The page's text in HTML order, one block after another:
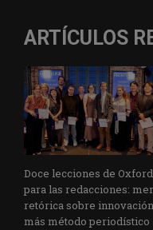
ARTÍCULOS
Doce lecciones de Oxford
para las redacciones:
retórica sobre
más método periodístico